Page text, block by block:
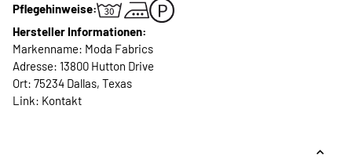
Pflegehinweise:
Hersteller Informationen:
Markenname: Moda Fabrics
Adresse: 13800 Hutton Drive
Ort: 75234 Dallas, Texas
Link: Kontakt